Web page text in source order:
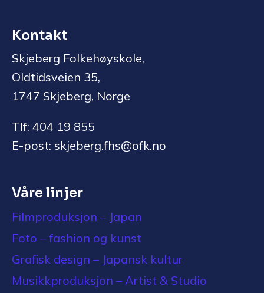
Kontakt
Skjeberg Folkehøyskole,
Oldtidsveien 35,
1747 Skjeberg, Norge
Tlf: 404 19 855
E-post: skjeberg.fhs@ofk.no
Våre linjer
Filmproduksjon – Japan
Foto – fashion og kunst
Grafisk design – Japansk kultur
Musikkproduksjon – Artist & Studio